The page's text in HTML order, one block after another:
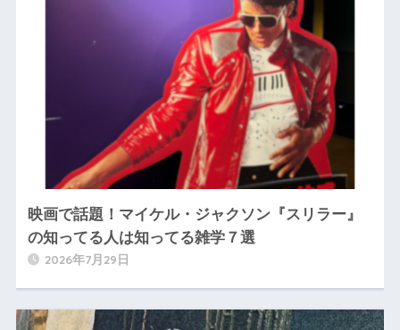
映画で話題！マイケル・ジャクソン『スリラー』
の知ってる人は知ってる雑学７選
2026年7月29日